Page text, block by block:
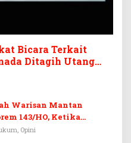
Bicara Terkait
Ditagih Utang
Warisan Mantan
143/HO, Ketika
Arena Pemerasan
Opini